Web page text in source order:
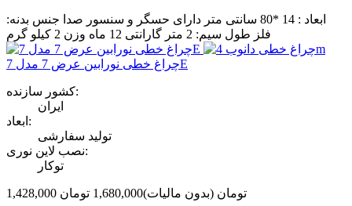
ابعاد : 14 *80 سانتی متر دارای حسگر و سنسور صدا جنس بدنه:
فلز طول سیم: 2 متر گارانتی 12 ماه وزن 2 کیلو گرم
چراغ خطی نورابین عرض 7 مدل 7E
کشور سازنده:
ایران
ابعاد:
تولید سفارشی
نصب لاین نوری:
توکار
1,428,000 تومان (بدون مالیات)1,680,000 تومان